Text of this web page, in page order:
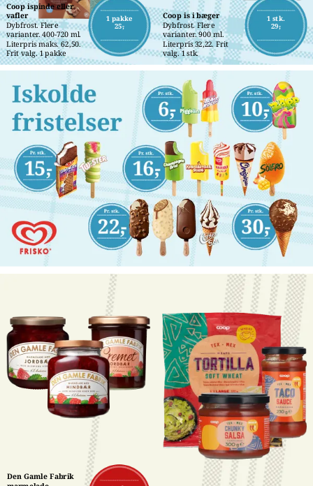
1 pakke
25,-
Coop ispinde eller
vafler
Dybfrost. Flere
varianter. 400-720 ml.
Literpris maks. 62,50.
Frit valg. 1 pakke
1 stk.
29,-
Coop is i bæger
Dybfrost. Flere
varianter. 900 ml.
Literpris 32,22. Frit
valg. 1 stk.
Den Gamle Fabrik